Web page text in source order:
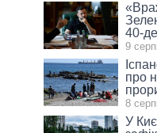
40-
9
про
8
У